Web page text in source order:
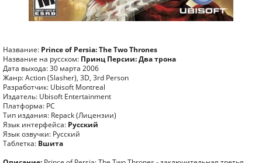
Название: Prince of Persia: The Two Thrones
Название на русском: Принц Персии: Два трона
Дата выхода: 30 марта 2006
Жанр: Action (Slasher), 3D, 3rd Person
Разработчик: Ubisoft Montreal
Издатель: Ubisoft Entertainment
Платформа: PC
Тип издания: Repack (Лицензии)
Язык интерфейса: Русский
Язык озвучки: Русский
Таблетка: Вшита